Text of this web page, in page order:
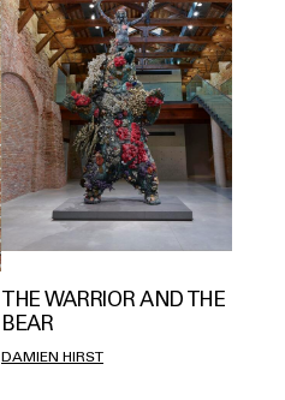
THE WARRIOR AND THE
BEAR
DAMIEN HIRST